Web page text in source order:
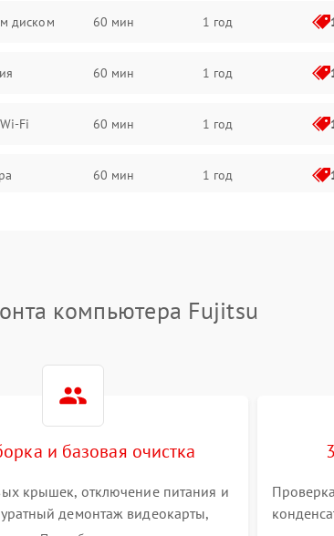
диском 60 мин 1 год
60 мин 1 год
Fi 60 мин 1 год
60 мин 1 год
порт 60 мин
компьютера Fujitsu
и базовая очистка
крышек, отключение питания и
демонтаж видеокарты,